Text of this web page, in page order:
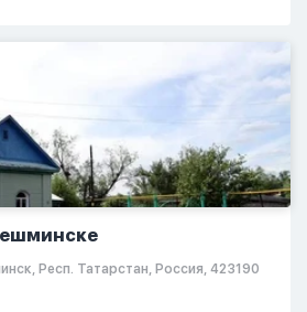
Респ. Татарстан, Россия, 423190